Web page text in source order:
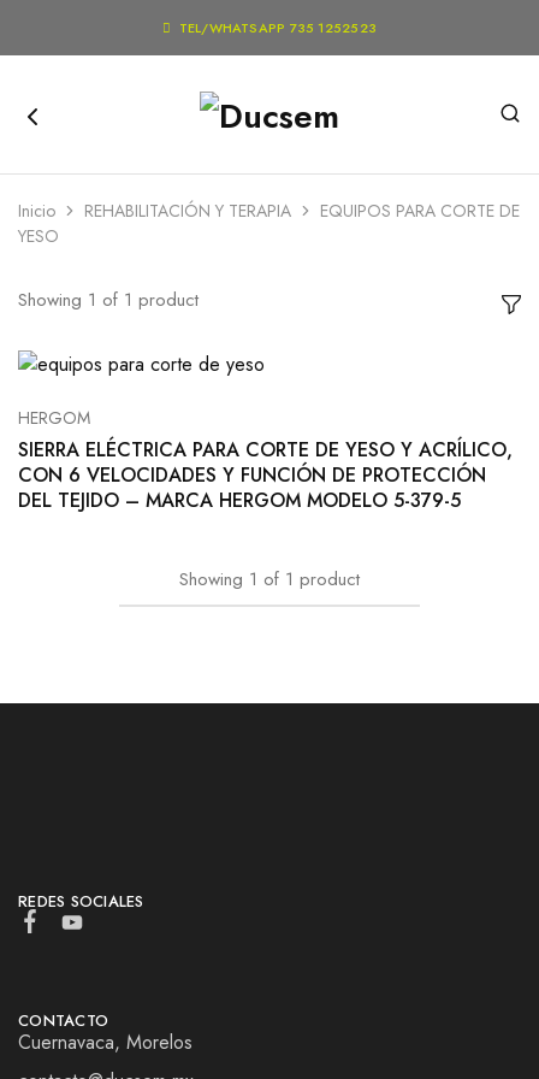
 TEL/WHATSAPP 735 1252523
Inicio REHABILITACIÓN Y TERAPIA
EQUIPOS PARA CORTE DE
YESO
Showing 1 of 1 product
HERGOM
SIERRA ELÉCTRICA PARA CORTE DE YESO Y ACRÍLICO,
CON 6 VELOCIDADES Y FUNCIÓN DE PROTECCIÓN
DEL TEJIDO – MARCA HERGOM MODELO 5-379-5
Showing 1 of 1 product
REDES SOCIALES
CONTACTO
Cuernavaca, Morelos